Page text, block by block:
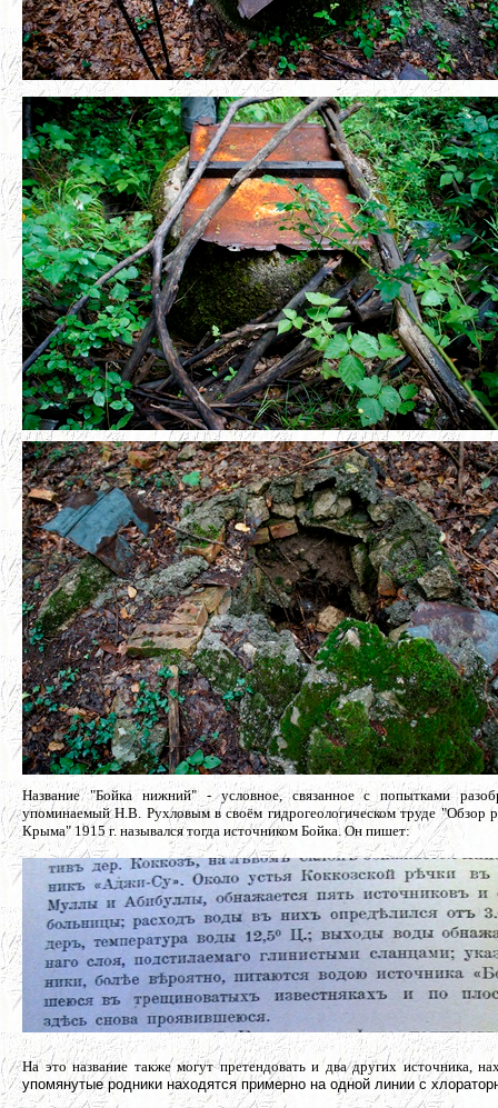
На это название также могут претендовать и два других
упомянутые родники находятся примерно на одной линии с
Название "Бойка нижний" - условное, связанное с попытками
упоминаемый Н.В. Рухловым в своём гидрогеологическом труде "Обзор
Крыма" 1915 г. назывался тогда источником Бойка. Он пишет: